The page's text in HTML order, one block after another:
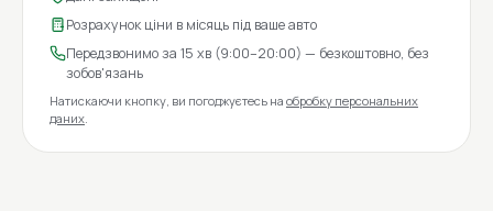
Розрахунок ціни в місяць під ваше авто
Передзвонимо за 15 хв (9:00–20:00) — безкоштовно, без
зобов'язань
Натискаючи кнопку, ви погоджуєтесь на обробку персональних
даних.